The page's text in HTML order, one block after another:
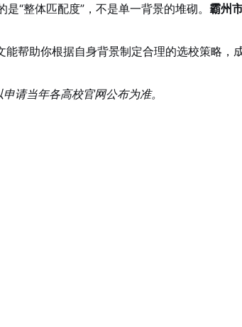
“整体匹配度”，不是单一背景的堆砌。 霸州
能帮助你根据自身背景制定合理的选校策略，
请当年各高校官网公布为准。